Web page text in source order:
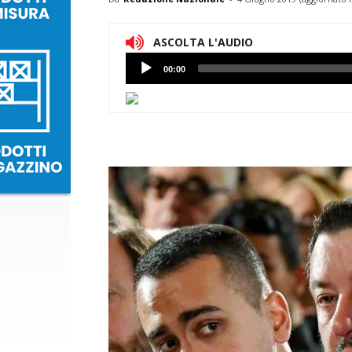
ASCOLTA L'AUDIO
Lettore
Audio
00:00